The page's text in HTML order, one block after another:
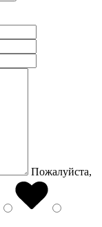
Пожалуйста,